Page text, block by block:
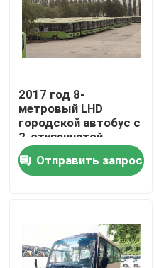
О нас
Контроль качества
Новости
Запросите цитату
2017 год 8-
метровый LHD
городской автобус с
2-ступенчатой
конструкцией и 3800
мл объемом
Отправить запрос